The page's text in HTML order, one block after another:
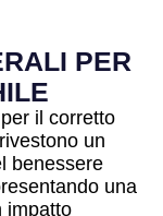
PER
il corretto
un
benessere
una
impatto